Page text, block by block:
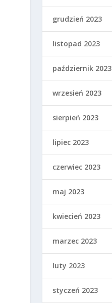
grudzień 2023
listopad 2023
październik 2023
wrzesień 2023
sierpień 2023
lipiec 2023
czerwiec 2023
maj 2023
kwiecień 2023
marzec 2023
luty 2023
styczeń 2023